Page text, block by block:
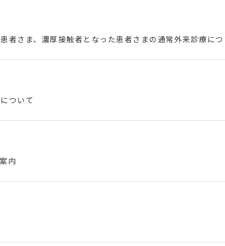
者さま、濃厚接触者となった患者さまの通常外来診療に
ついて
内